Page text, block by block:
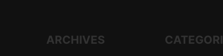
ARCHIVES